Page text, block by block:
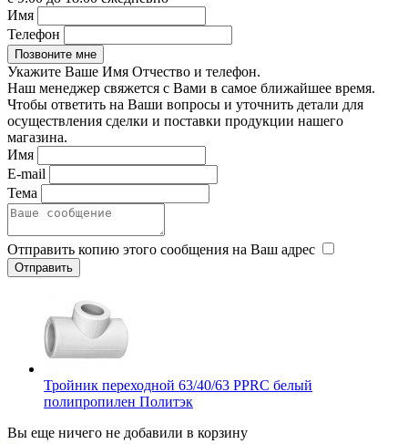
Имя
Телефон
Укажите Ваше Имя Отчество и телефон.
Наш менеджер свяжется с Вами в самое ближайшее время.
Чтобы ответить на Ваши вопросы и уточнить детали для
осуществления сделки и поставки продукции нашего
магазина.
Имя
E-mail
Тема
Отправить копию этого сообщения на Ваш адрес
Тройник переходной 63/40/63 PPRC белый
полипропилен Политэк
Вы еще ничего не добавили в корзину